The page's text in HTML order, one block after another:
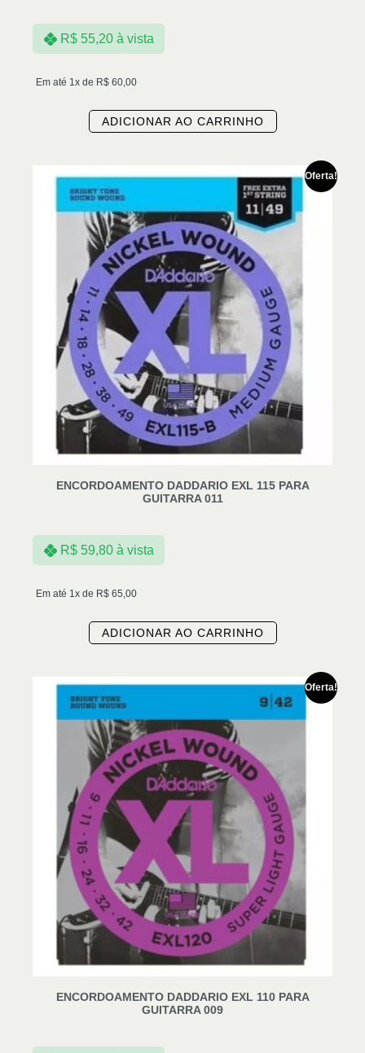
Em até 1x de R$ 60,00
R$55,20 à vista
ADICIONAR AO CARRINHO
Oferta!
ENCORDOAMENTO DADDARIO EXL 115 PARA
GUITARRA 011
Em até 1x de R$ 65,00
R$59,80 à vista
ADICIONAR AO CARRINHO
Oferta!
ENCORDOAMENTO DADDARIO EXL 110 PARA
GUITARRA 009